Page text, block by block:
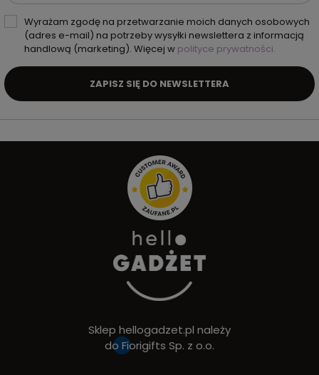
Wyrażam zgodę na przetwarzanie moich danych osobowych
(adres e-mail) na potrzeby wysyłki newslettera z informacją
handlową (marketing). Więcej w polityce prywatności.
ZAPISZ SIĘ DO NEWSLETTERA
Sklep hellogadzet.pl należy
do Fiorigifts Sp. z o.o.